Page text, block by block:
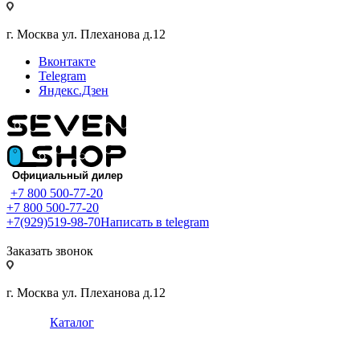
г. Москва ул. Плеханова д.12
Вконтакте
Telegram
Яндекс.Дзен
+7 800 500-77-20
+7 800 500-77-20
+7(929)519-98-70Написать в telegram
Заказать звонок
г. Москва ул. Плеханова д.12
Каталог